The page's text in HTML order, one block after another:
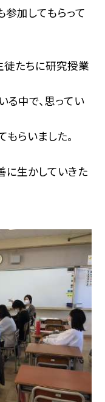
加してもらって
たちに研究授業
る中で、思ってい
らいました。
生かしていきた